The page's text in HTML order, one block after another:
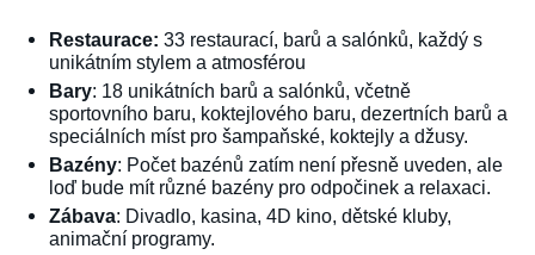
Restaurace: 33 restaurací, barů a salónků, každý s
unikátním stylem a atmosférou
Bary: 18 unikátních barů a salónků, včetně
sportovního baru, koktejlového baru, dezertních barů a
speciálních míst pro šampaňské, koktejly a džusy.
Bazény: Počet bazénů zatím není přesně uveden, ale
loď bude mít různé bazény pro odpočinek a relaxaci.
Zábava: Divadlo, kasina, 4D kino, dětské kluby,
animační programy.